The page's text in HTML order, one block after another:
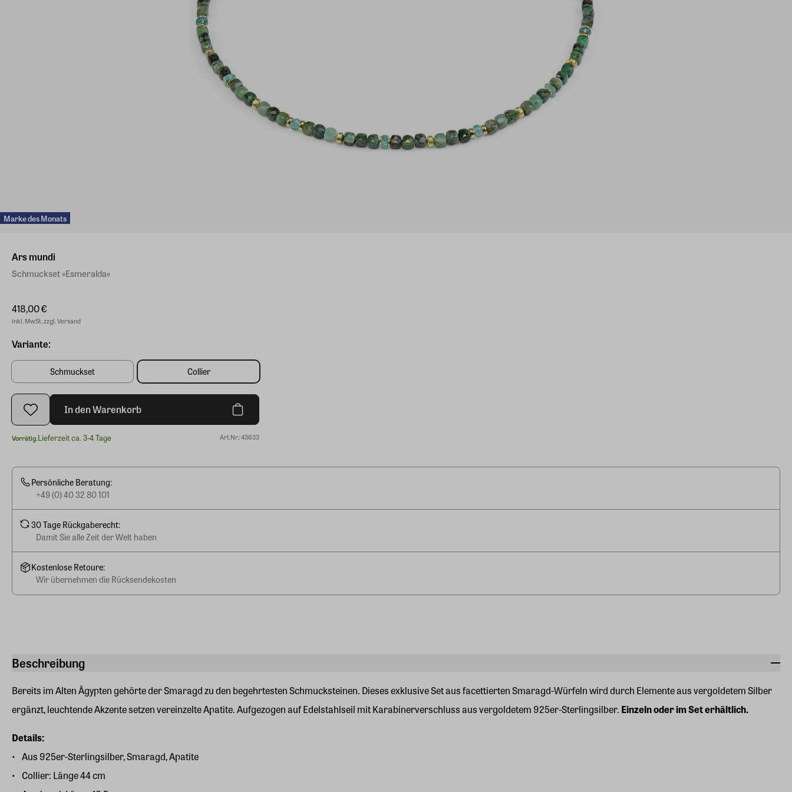
Marke des Monats
Beschreibung
Bereits im Alten Ägypten gehörte der Smaragd zu den begehrtesten Schmucksteinen. Dieses exklusive Set aus facettierten Smaragd-Würfeln wird durch Elemente aus vergoldetem Silber
ergänzt, leuchtende Akzente setzen vereinzelte Apatite. Aufgezogen auf Edelstahlseil mit Karabinerverschluss aus vergoldetem 925er-Sterlingsilber. Einzeln oder im Set erhältlich.
Details:
Aus 925er-Sterlingsilber, Smaragd, Apatite
Collier: Länge 44 cm
Ars mundi
Schmuckset »Esmeralda«
418,00 €
inkl. MwSt. zzgl. Versand
Variante:
Schmuckset Collier
In den Warenkorb
Vorrätig.Lieferzeit ca. 3-4 Tage Art.Nr.: 43633
Persönliche Beratung:
+49 (0) 40 32 80 101
30 Tage Rückgaberecht:
Damit Sie alle Zeit der Welt haben
Kostenlose Retoure:
Wir übernehmen die Rücksendekosten